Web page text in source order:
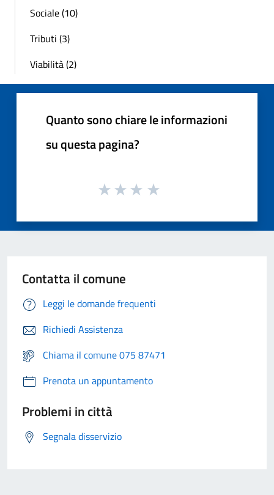
Sociale (10)
Tributi (3)
Viabilità (2)
Quanto sono chiare le informazioni
su questa pagina?
Contatta il comune
Leggi le domande frequenti
Richiedi Assistenza
Chiama il comune 075 87471
Prenota un appuntamento
Problemi in città
Segnala disservizio